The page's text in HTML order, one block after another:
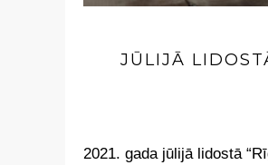
JŪLIJĀ
2021. gada jūlijā lidostā